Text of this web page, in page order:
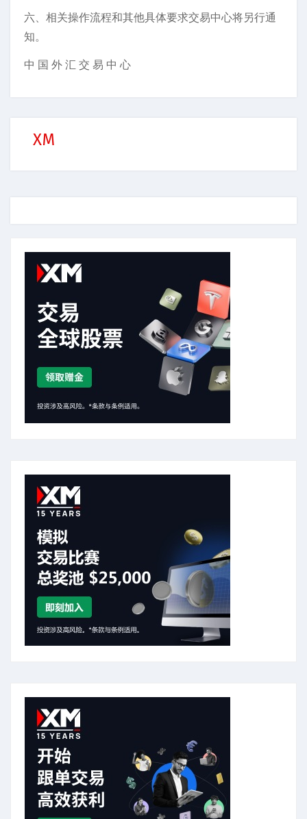
六、相关操作流程和其他具体要求交易中心将另行通
知。
中 国 外 汇 交 易 中 心
XM